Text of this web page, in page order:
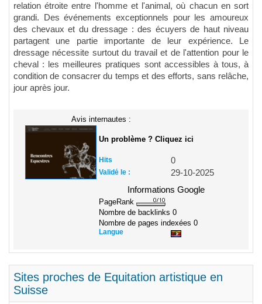
relation étroite entre l'homme et l'animal, où chacun en sort
grandi. Des événements exceptionnels pour les amoureux
des chevaux et du dressage : des écuyers de haut niveau
partagent une partie importante de leur expérience. Le
dressage nécessite surtout du travail et de l'attention pour le
cheval : les meilleures pratiques sont accessibles à tous, à
condition de consacrer du temps et des efforts, sans relâche,
jour après jour.
Avis internautes :
Un problème ? Cliquez ici
Hits 0
Validé le :
29-10-2025
Informations Google
PageRank
Nombre de backlinks 0
Nombre de pages indexées 0
Langue
Sites proches de Equitation artistique en
Suisse